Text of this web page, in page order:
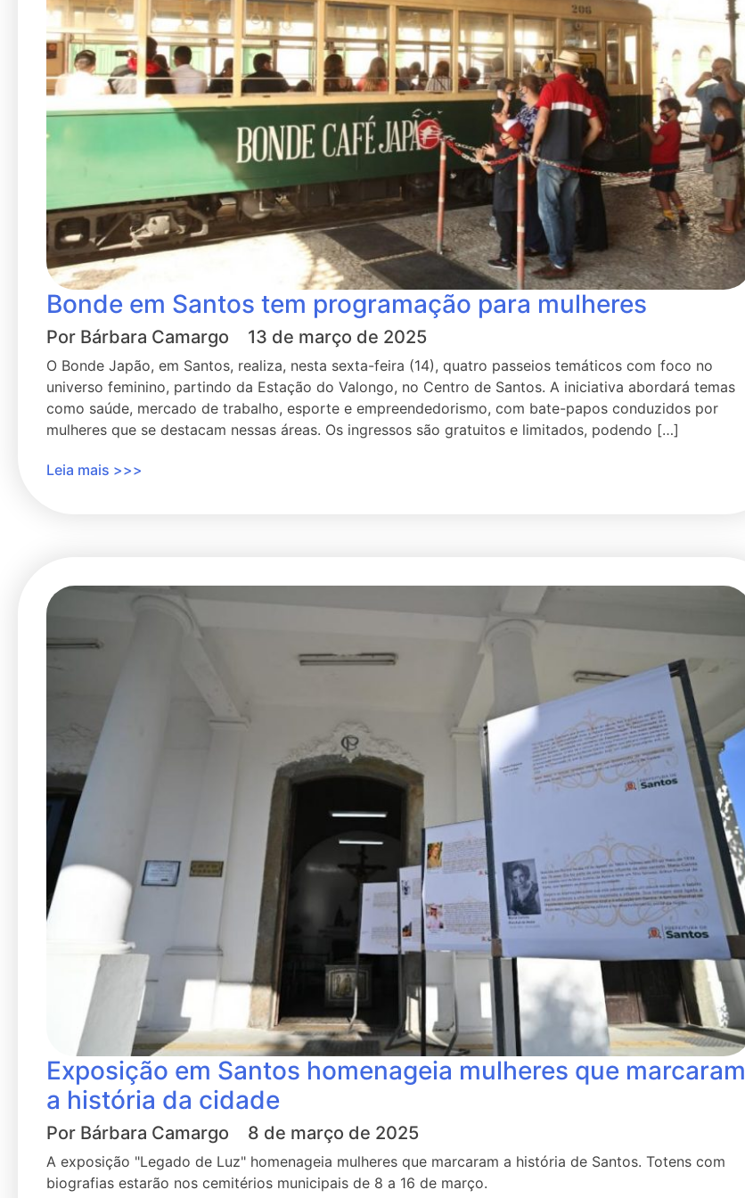
Bonde em Santos tem programação para mulheres
Por Bárbara Camargo 13 de março de 2025
O Bonde Japão, em Santos, realiza, nesta sexta-feira (14), quatro passeios temáticos com foco no
universo feminino, partindo da Estação do Valongo, no Centro de Santos. A iniciativa abordará temas
como saúde, mercado de trabalho, esporte e empreendedorismo, com bate-papos conduzidos por
mulheres que se destacam nessas áreas. Os ingressos são gratuitos e limitados, podendo […]
Leia mais >>>
Exposição em Santos homenageia mulheres que marcaram
a história da cidade
Por Bárbara Camargo 8 de março de 2025
A exposição "Legado de Luz" homenageia mulheres que marcaram a história de Santos. Totens com
biografias estarão nos cemitérios municipais de 8 a 16 de março.